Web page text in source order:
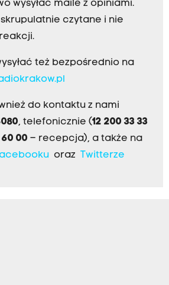
wysyłać maile z opiniami.
czytane i nie
też bezpośrednio na
do kontaktu z nami
, telefonicznie (12 200 33 33
60 00 – recepcja), a także na
oraz Twitterze